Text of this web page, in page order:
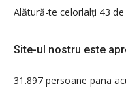
Alătură-te celorlalți 43
Site-ul nostru este
31.897 persoane pana